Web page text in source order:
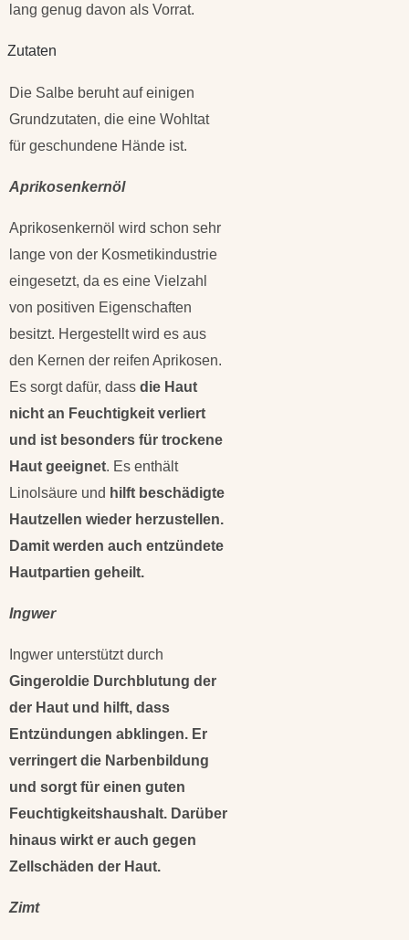
lang genug davon als Vorrat.
Zutaten
Die Salbe beruht auf einigen
Grundzutaten, die eine Wohltat
für geschundene Hände ist.
Aprikosenkernöl
Aprikosenkernöl wird schon sehr
lange von der Kosmetikindustrie
eingesetzt, da es eine Vielzahl
von positiven Eigenschaften
besitzt. Hergestellt wird es aus
den Kernen der reifen Aprikosen.
Es sorgt dafür, dass die Haut
nicht an Feuchtigkeit verliert
und ist besonders für trockene
Haut geeignet. Es enthält
Linolsäure und hilft beschädigte
Hautzellen wieder herzustellen.
Damit werden auch entzündete
Hautpartien geheilt.
Ingwer
Ingwer unterstützt durch
Gingeroldie Durchblutung der
der Haut und hilft, dass
Entzündungen abklingen. Er
verringert die Narbenbildung
und sorgt für einen guten
Feuchtigkeitshaushalt. Darüber
hinaus wirkt er auch gegen
Zellschäden der Haut.
Zimt